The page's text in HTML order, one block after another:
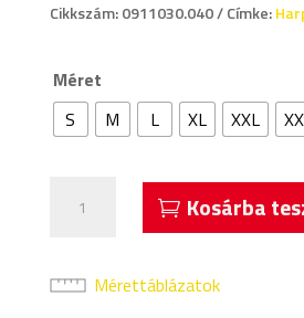
Cikkszám:0911030.040 Címke:
Méret
S
M L XL XXL
Harpaston
Kék
Kosárba
Mérettáblázatok